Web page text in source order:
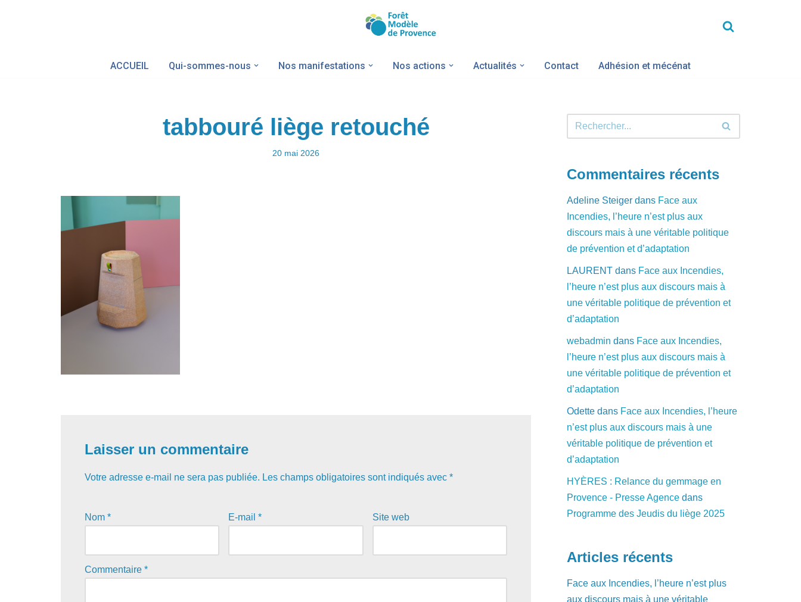
ACCUEIL Qui-sommes-nous Nos manifestations Nos actions Actualités Contact Adhésion et mécénat
tabbouré liège retouché
20 mai 2026
Laisser un commentaire
Votre adresse e-mail ne sera pas publiée. Les champs obligatoires sont indiqués avec *
Nom * E-mail* Site web
Commentaire *
Commentaires récents
Adeline Steiger dans Face aux
Incendies, l’heure n’est plus aux
discours mais à une véritable politique
de prévention et d’adaptation
LAURENT dans Face aux Incendies,
l’heure n’est plus aux discours mais à
une véritable politique de prévention et
d’adaptation
webadmin dans Face aux Incendies,
l’heure n’est plus aux discours mais à
une véritable politique de prévention et
d’adaptation
Odette dans Face aux Incendies, l’heure
n’est plus aux discours mais à une
véritable politique de prévention et
d’adaptation
HYÈRES : Relance du gemmage en
Provence - Presse Agence dans
Programme des Jeudis du liège 2025
Articles récents
Face aux Incendies, l’heure n’est plus
aux discours mais à une véritable